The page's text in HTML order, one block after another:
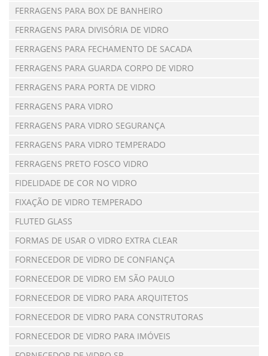
FERRAGENS PARA BOX DE BANHEIRO
FERRAGENS PARA DIVISÓRIA DE VIDRO
FERRAGENS PARA FECHAMENTO DE SACADA
FERRAGENS PARA GUARDA CORPO DE VIDRO
FERRAGENS PARA PORTA DE VIDRO
FERRAGENS PARA VIDRO
FERRAGENS PARA VIDRO SEGURANÇA
FERRAGENS PARA VIDRO TEMPERADO
FERRAGENS PRETO FOSCO VIDRO
FIDELIDADE DE COR NO VIDRO
FIXAÇÃO DE VIDRO TEMPERADO
FLUTED GLASS
FORMAS DE USAR O VIDRO EXTRA CLEAR
FORNECEDOR DE VIDRO DE CONFIANÇA
FORNECEDOR DE VIDRO EM SÃO PAULO
FORNECEDOR DE VIDRO PARA ARQUITETOS
FORNECEDOR DE VIDRO PARA CONSTRUTORAS
FORNECEDOR DE VIDRO PARA IMÓVEIS